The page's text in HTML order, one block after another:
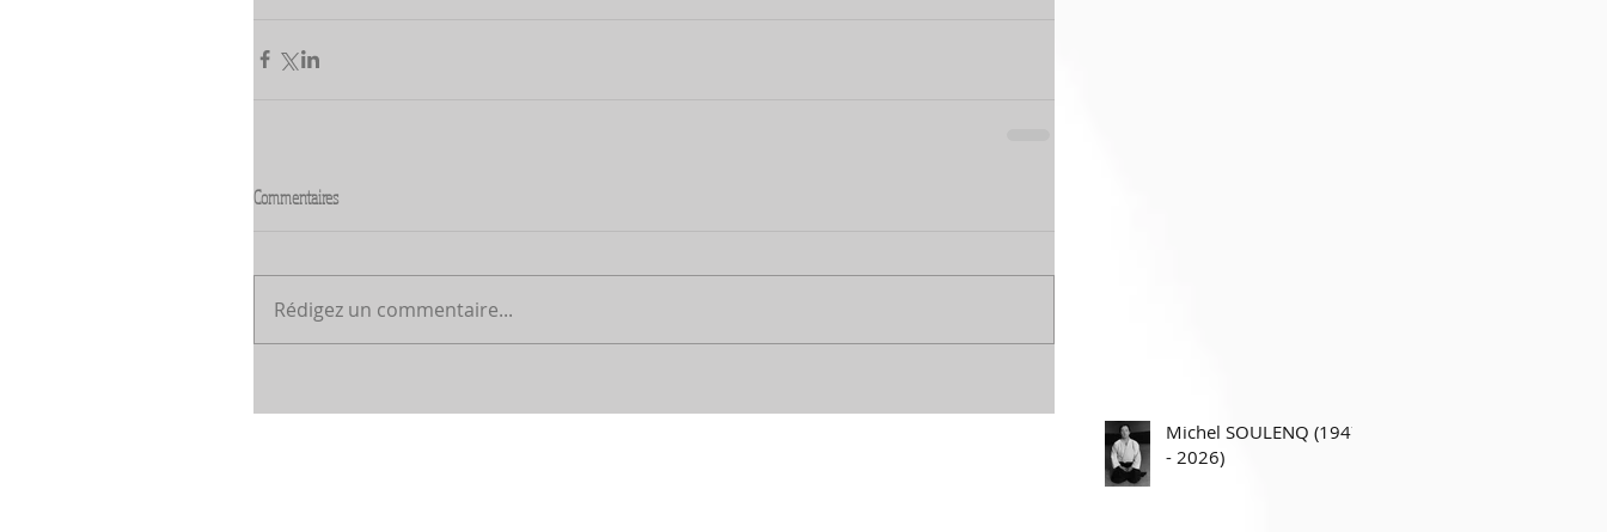
Commentaires
Rédigez un commentaire...
Michel SOULENQ (1947
- 2026)